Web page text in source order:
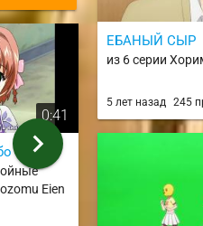
0:41
мне
Eien
из Твоё имя /
Алексей
chevron_right
ЕБАНЫЙ СЫР
из 6 серии
5 лет назад 245